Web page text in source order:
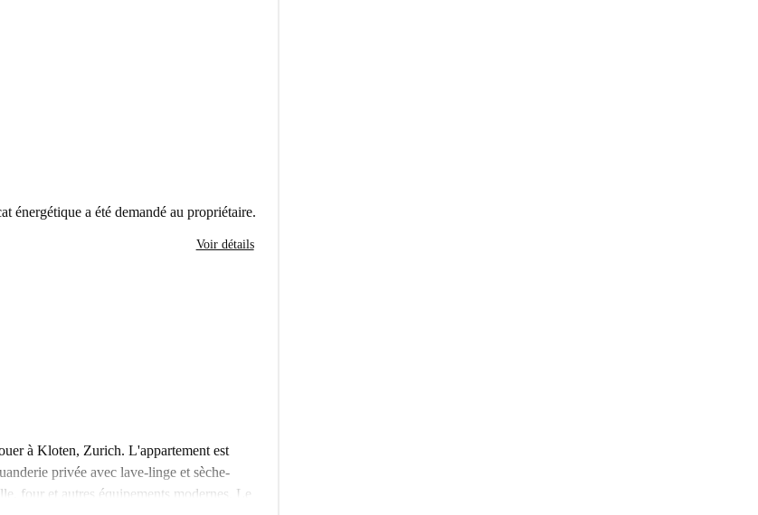
énergétique a été demandé au propriétaire.
Voir détails
à Kloten, Zurich. L'appartement est
privée avec lave-linge et sèche-
four et autres équipements modernes. Le